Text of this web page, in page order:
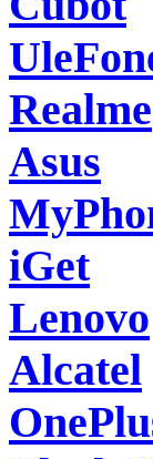
Realme
Asus
iGet
Lenovo
Alcatel